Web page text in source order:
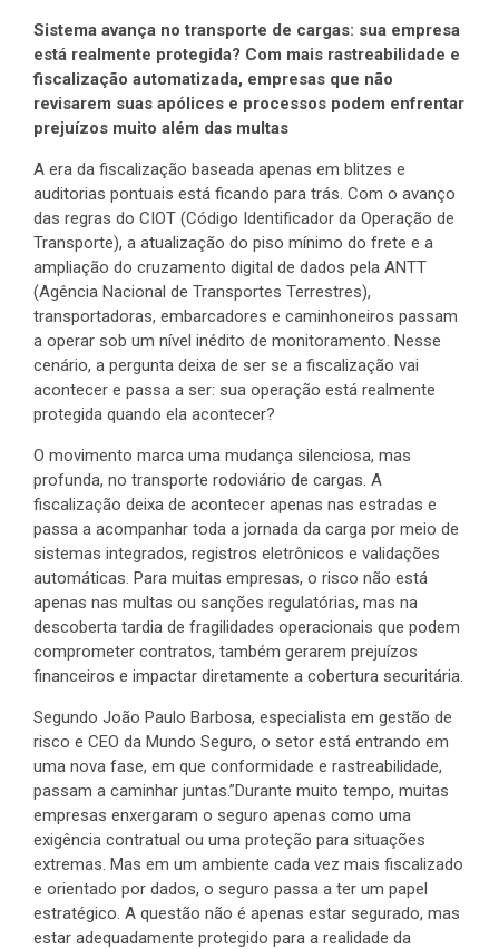
Sistema avança no transporte de cargas: sua empresa
está realmente protegida? Com mais rastreabilidade e
fiscalização automatizada, empresas que não
revisarem suas apólices e processos podem enfrentar
prejuízos muito além das multas
A era da fiscalização baseada apenas em blitzes e
auditorias pontuais está ficando para trás. Com o avanço
das regras do CIOT (Código Identificador da Operação de
Transporte), a atualização do piso mínimo do frete e a
ampliação do cruzamento digital de dados pela ANTT
(Agência Nacional de Transportes Terrestres),
transportadoras, embarcadores e caminhoneiros passam
a operar sob um nível inédito de monitoramento. Nesse
cenário, a pergunta deixa de ser se a fiscalização vai
acontecer e passa a ser: sua operação está realmente
protegida quando ela acontecer?
O movimento marca uma mudança silenciosa, mas
profunda, no transporte rodoviário de cargas. A
fiscalização deixa de acontecer apenas nas estradas e
passa a acompanhar toda a jornada da carga por meio de
sistemas integrados, registros eletrônicos e validações
automáticas. Para muitas empresas, o risco não está
apenas nas multas ou sanções regulatórias, mas na
descoberta tardia de fragilidades operacionais que podem
comprometer contratos, também gerarem prejuízos
financeiros e impactar diretamente a cobertura securitária.
Segundo João Paulo Barbosa, especialista em gestão de
risco e CEO da Mundo Seguro, o setor está entrando em
uma nova fase, em que conformidade e rastreabilidade,
passam a caminhar juntas.”Durante muito tempo, muitas
empresas enxergaram o seguro apenas como uma
exigência contratual ou uma proteção para situações
extremas. Mas em um ambiente cada vez mais fiscalizado
e orientado por dados, o seguro passa a ter um papel
estratégico. A questão não é apenas estar segurado, mas
estar adequadamente protegido para a realidade da